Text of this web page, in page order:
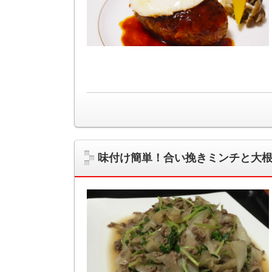
味付け簡単！合い挽きミンチと大